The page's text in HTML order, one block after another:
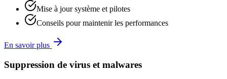
Mise à jour système et pilotes
Conseils pour maintenir les performances
En savoir plus
Suppression de virus et malwares